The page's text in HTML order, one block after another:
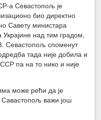
а Севастопољ је
био директно
Савету министара
над тим градом,
Севастопољ споменут
тада није добила и
па на то нико и није
може рећи да је
Савастопољ важи још